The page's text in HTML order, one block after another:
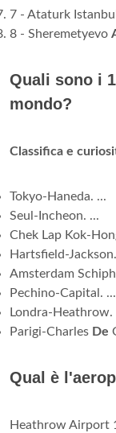
7 - Ataturk Istanbul
8 - Sheremetyevo
Quali sono i
mondo?
Classifica e
Tokyo-Haneda. ...
Seul-Incheon. ...
Chek Lap Kok-
Hartsfield-
Amsterdam
Pechino-Capital. ...
Londra-Heathrow.
Parigi-Charles De
Qual è
Heathrow Airport